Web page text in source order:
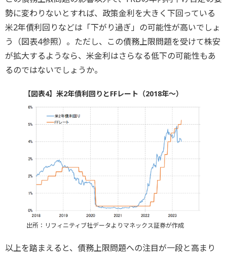
勢に変わりないとすれば、政策金利を大きく下回っている
米2年債利回りなどは「下がり過ぎ」の可能性が高いでしょ
う（図表4参照）。ただし、この債務上限問題を受けて株安
が拡大するようなら、米金利はさらなる低下の可能性もあ
るのではないでしょうか。
【図表4】米2年債利回りとFFレート（2018年～）
出所：リフィニティブ社データよりマネックス証券が作成
以上を踏まえると、債務上限問題への注目が一段と高まり